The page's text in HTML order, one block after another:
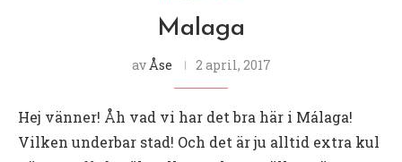
Malaga
av Åse 2 april, 2017
Hej vänner! Åh vad vi har det bra här i Málaga!
Vilken underbar stad! Och det är ju alltid extra kul